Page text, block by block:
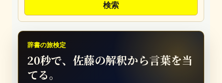
検索
辞書の旅検定
20秒で、佐藤の解釈から言葉を当
てる。